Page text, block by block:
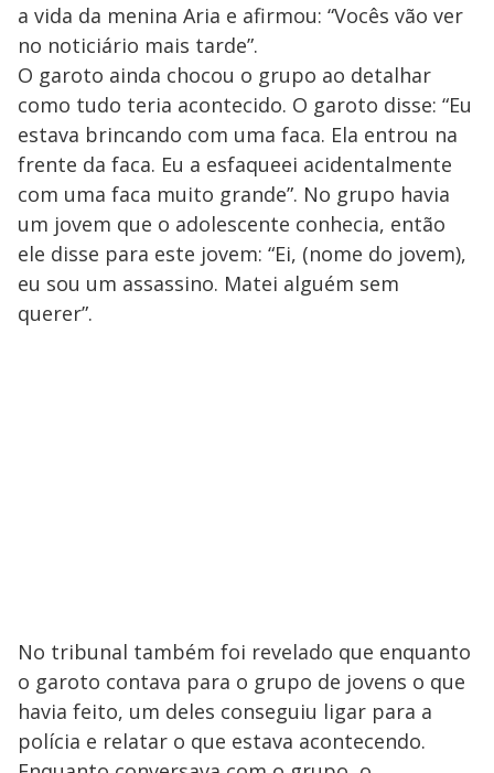
a vida da menina Aria e afirmou: “Vocês vão ver
no noticiário mais tarde”.
O garoto ainda chocou o grupo ao detalhar
como tudo teria acontecido. O garoto disse: “Eu
estava brincando com uma faca. Ela entrou na
frente da faca. Eu a esfaqueei acidentalmente
com uma faca muito grande”. No grupo havia
um jovem que o adolescente conhecia, então
ele disse para este jovem: “Ei, (nome do jovem),
eu sou um assassino. Matei alguém sem
querer”.
No tribunal também foi revelado que enquanto
o garoto contava para o grupo de jovens o que
havia feito, um deles conseguiu ligar para a
polícia e relatar o que estava acontecendo.